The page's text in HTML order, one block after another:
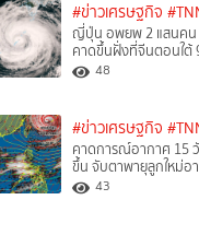
#ข่าวเศรษฐกิจ
ญี่ปุ่น อพยพ 2 แสนคน
คาดขึ้นฝั่งที่จีนตอนใต้
48
#ข่าวเศรษฐกิจ
คาดการณ์อากาศ 15
ขึ้น จับตาพายุลูกใหม่อ
43